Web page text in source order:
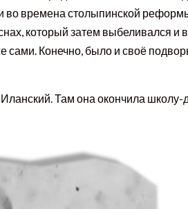
во времена столыпинской
который затем выбеливался
сами. Конечно, было и своё
Там она окончила школу-